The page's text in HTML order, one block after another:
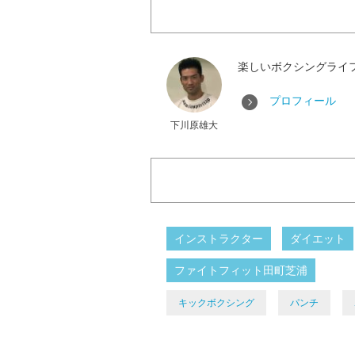
下川原雄大
楽しいボクシングライ
プロフィール
インストラクター ダイエット
ファイトフィット田町芝浦
キックボクシング パンチ